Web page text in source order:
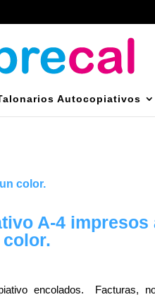
Autocopiativos
color.
A-4 impresos
color.
encolados. Facturas,